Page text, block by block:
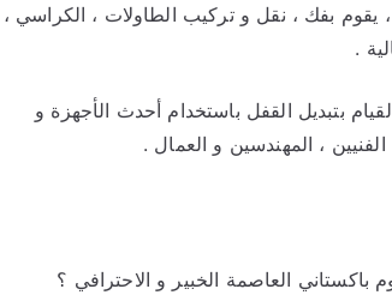
يقوم بفك ، نقل و تركيب الطاولات ، الكراسي ،
.
بتبديل القفل باستخدام أحدث الأجهزة و
، المهندسين و العمال .
العاصمة الخبير و الاحترافي ؟